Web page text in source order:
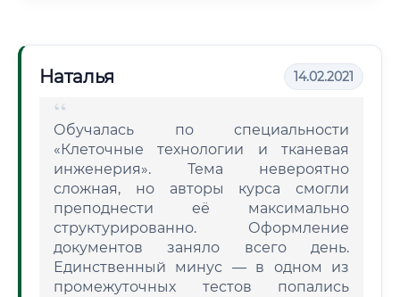
Наталья 14.02.2021
Обучалась по специальности
«Клеточные технологии и тканевая
инженерия». Тема невероятно
сложная, но авторы курса смогли
преподнести её максимально
структурированно. Оформление
документов заняло всего день.
Единственный минус — в одном из
промежуточных тестов попались